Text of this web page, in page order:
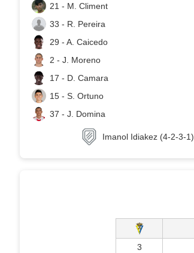
21 - M. Climent
33 - R. Pereira
29 - A. Caicedo
2 - J. Moreno
17 - D. Camara
15 - S. Ortuno
37 - J. Domina
Imanol Idiakez (4-2-3-1)
3